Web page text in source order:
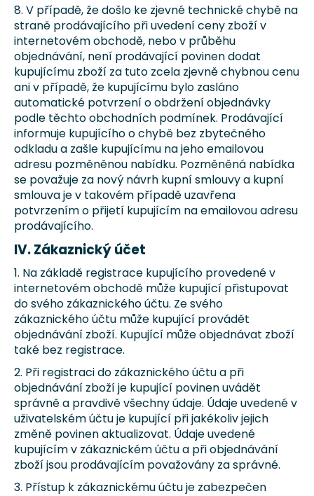
8. V případě, že došlo ke zjevné technické chybě na
straně prodávajícího při uvedení ceny zboží v
internetovém obchodě, nebo v průběhu
objednávání, není prodávající povinen dodat
kupujícímu zboží za tuto zcela zjevně chybnou cenu
ani v případě, že kupujícímu bylo zasláno
automatické potvrzení o obdržení objednávky
podle těchto obchodních podmínek. Prodávající
informuje kupujícího o chybě bez zbytečného
odkladu a zašle kupujícímu na jeho emailovou
adresu pozměněnou nabídku. Pozměněná nabídka
se považuje za nový návrh kupní smlouvy a kupní
smlouva je v takovém případě uzavřena
potvrzením o přijetí kupujícím na emailovou adresu
prodávajícího.
IV. Zákaznický účet
1. Na základě registrace kupujícího provedené v
internetovém obchodě může kupující přistupovat
do svého zákaznického účtu. Ze svého
zákaznického účtu může kupující provádět
objednávání zboží. Kupující může objednávat zboží
také bez registrace.
2. Při registraci do zákaznického účtu a při
objednávání zboží je kupující povinen uvádět
správně a pravdivě všechny údaje. Údaje uvedené v
uživatelském účtu je kupující při jakékoliv jejich
změně povinen aktualizovat. Údaje uvedené
kupujícím v zákaznickém účtu a při objednávání
zboží jsou prodávajícím považovány za správné.
3. Přístup k zákaznickému účtu je zabezpečen